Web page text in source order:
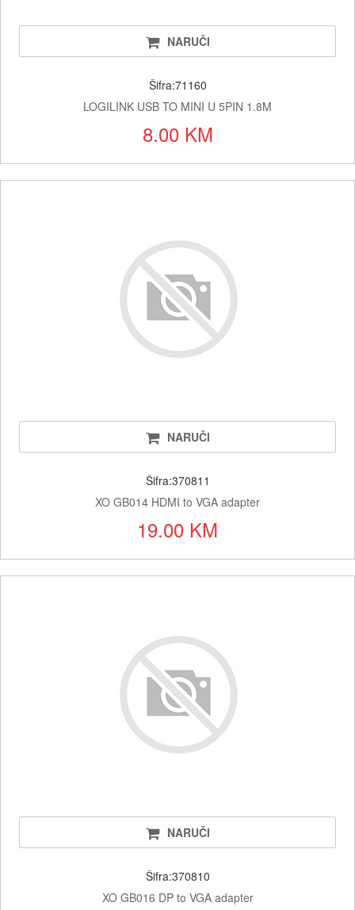
NARUČI
Šifra:71160
LOGILINK USB TO MINI U 5PIN 1.8M
8.00 KM
NARUČI
Šifra:370811
XO GB014 HDMI to VGA adapter
19.00 KM
NARUČI
Šifra:370810
XO GB016 DP to VGA adapter